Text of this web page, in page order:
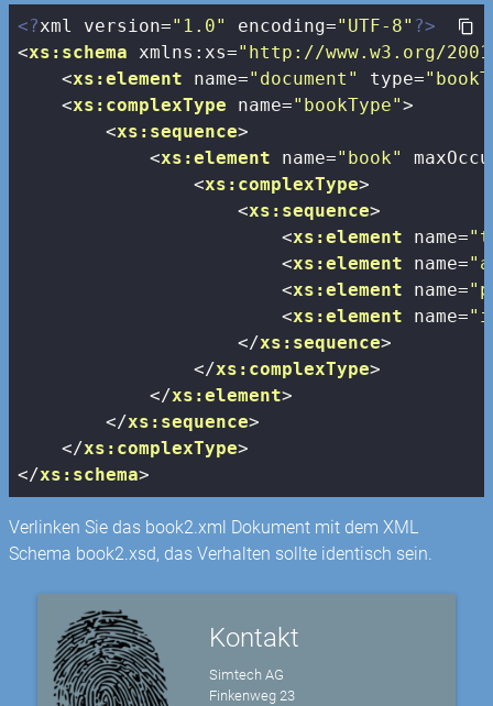
<?xml version="1.0" encoding="UTF-8" ?>
<xs:schema xmlns:xs="http://www.w3.org/2001/
<xs:element name="document" type=
<xs:complexType name="bookType">
<xs:sequence>
<xs:element name="book"
<xs:complexType>
<xs:sequence>
<xs:element name=
<xs:element name=
<xs:element name=
<xs:element name=
</xs:sequence>
</xs:complexType>
</xs:element>
</xs:sequence>
</xs:complexType>
</xs:schema>
Verlinken Sie das book2.xml Dokument mit dem XML
Schema book2.xsd, das Verhalten sollte identisch sein.
Kontakt
Simtech AG
Finkenweg 23